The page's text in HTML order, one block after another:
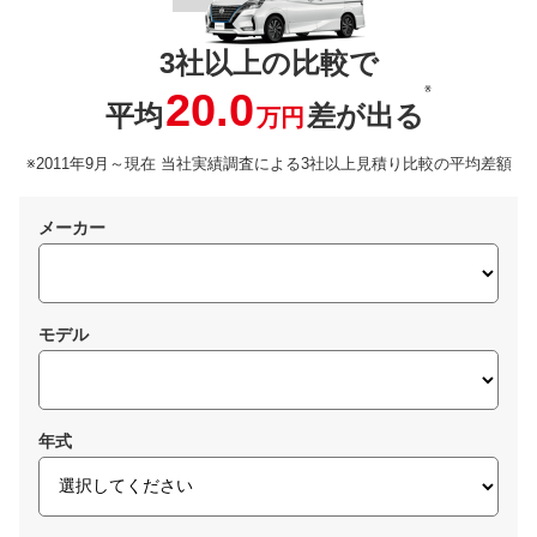
3社以上の比較で
平均20.0万円 差が出る
※
※2011年9月～現在 当社実績調査による3社以上見積り比較の平均差額
メーカー
モデル
年式